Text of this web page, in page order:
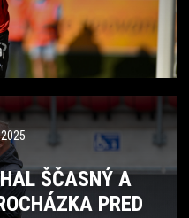
ŠČASNÝ A
PRED